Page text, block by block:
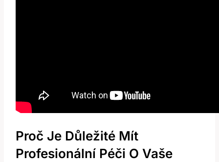
Proč Je Důležité Mít
Profesionální Péči⁢ O Vaše